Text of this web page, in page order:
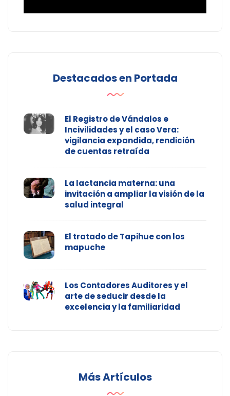
Destacados en Portada
El Registro de Vándalos e
Incivilidades y el caso Vera:
vigilancia expandida, rendición
de cuentas retraída
La lactancia materna: una
invitación a ampliar la visión de la
salud integral
El tratado de Tapihue con los
mapuche
Los Contadores Auditores y el
arte de seducir desde la
excelencia y la familiaridad
Más Artículos